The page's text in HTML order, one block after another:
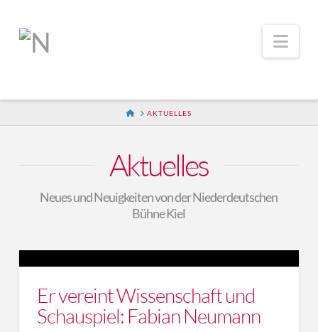
HOMEAKTUELLES
Aktuelles
Neues und Neuigkeiten von der Niederdeutschen
Bühne Kiel
Er vereint Wissenschaft und
Schauspiel: Fabian Neumann